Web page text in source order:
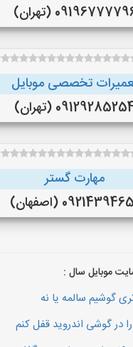
(تهران)
تخصصی موبایل
(تهران)
مهارت گستر
(اصفهان)
موبایل سال :
گوشیم سالمه یا نه
در گوشی اندروید قفل کنم